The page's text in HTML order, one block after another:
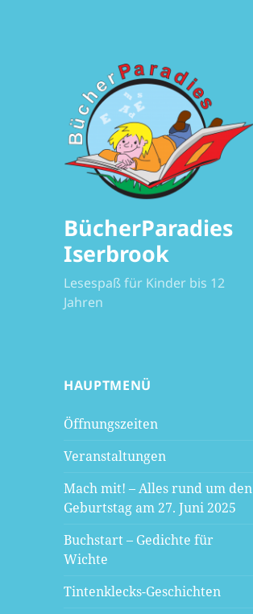
BücherParadies
Iserbrook
Lesespaß für Kinder bis 12
Jahren
HAUPTMENÜ
Öffnungszeiten
Veranstaltungen
Mach mit! – Alles rund um den
Geburtstag am 27. Juni 2025
Buchstart – Gedichte für
Wichte
Tintenklecks-Geschichten